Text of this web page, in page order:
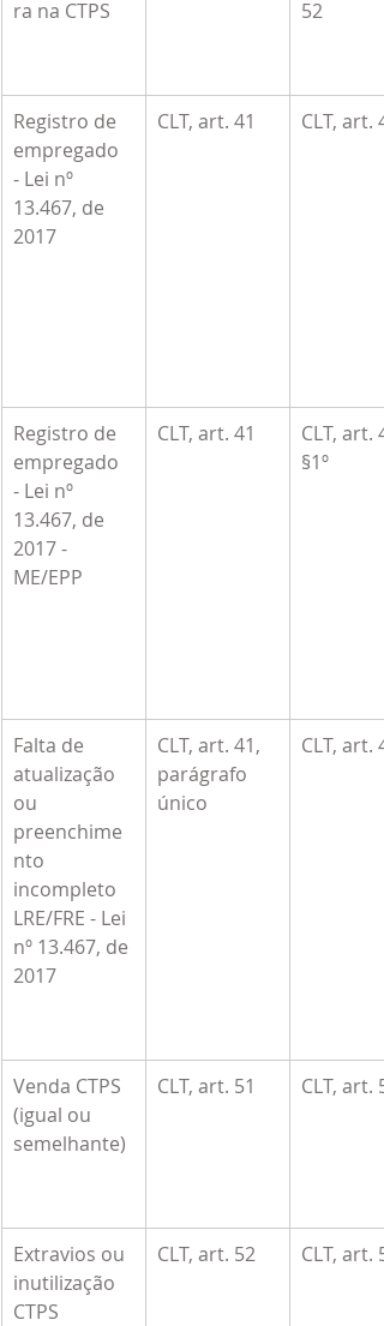
ra na CTPS 52
Registro de
empregado
- Lei nº
13.467, de
2017
CLT, art. 41 CLT, art.
Registro de
empregado
- Lei nº
13.467, de
2017 -
ME/EPP
CLT, art. 41
CLT, art.
§1º
Falta de
atualização
ou
preenchime
nto
incompleto
LRE/FRE - Lei
nº 13.467, de
2017
CLT, art. 41,
parágrafo
único
CLT, art.
Venda CTPS
(igual ou
semelhante)
CLT, art. 51 CLT, art.
Extravios ou
inutilização
CTPS
CLT, art. 52 CLT, art.